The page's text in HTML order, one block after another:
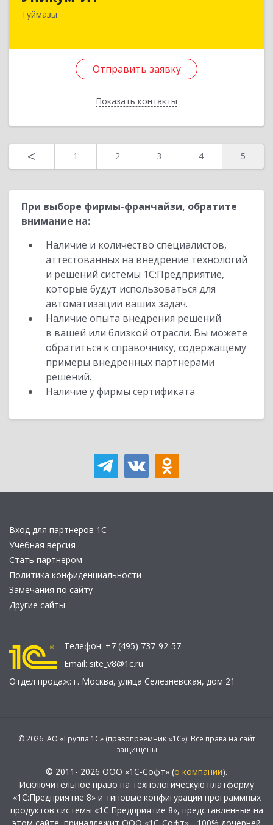
Туймазы
Отправить заявку
Показать контакты
452757, Башкортостан Респ, Туймазинский р-н,
Туймазы г, Заводской пер, дом № 2, корпус Б
Подробнее
Отправить заявку
< 1 2 3 4 5
При выборе фирмы-франчайзи, обратите
внимание на:
Наличие и количество специалистов,
аттестованных на внедрение технологий
и решений системы 1С:Предприятие,
которые будут использоваться для
автоматизации ваших задач.
Наличие опыта внедрения решений
в вашей или близкой отрасли. Вы можете
обратиться к справочнику, содержащему
примеры внедренных партнерами
решений.
Наличие у фирмы сертификата
Вход для партнеров 1С
Учебная версия
Стать партнером
Политика конфиденциальности
Замечания по сайту
Другие сайты
Телефон: +7 (495) 737-92-57
Email: site_v8@1c.ru
Отдел продаж: г. Москва, улица Селезнёвская, дом 21
© 2026 АО «Группа 1С» (правопреемник «1С»). Все права на сайт
защищены
© 2011- 2026 ООО «1С-Софт» (о компании).
Исключительное право на технологическую платформу
«1С:Предприятие 8» и типовые конфигурации программных
продуктов системы «1С:Предприятие 8», представленные на